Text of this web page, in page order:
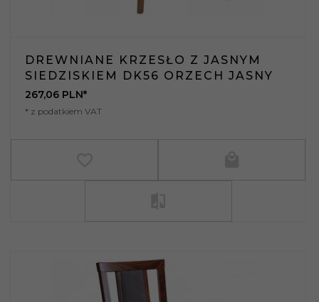
DREWNIANE KRZESŁO Z JASNYM
SIEDZISKIEM DK56 ORZECH JASNY
267,06 PLN*
* z podatkiem VAT